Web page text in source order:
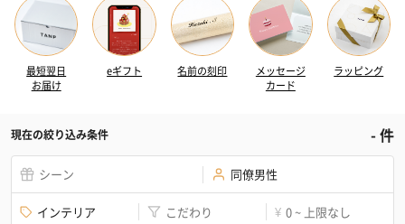
最短翌日
お届け
eギフト 名前の刻印
メッセージ
カード
ラッピング
現在の絞り込み条件 -件
シーン 同僚男性
インテリア こだわり ¥ 0 ~ 上限なし